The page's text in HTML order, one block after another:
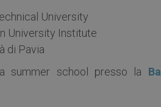
University
University Institute
di Pavia
summer school presso la